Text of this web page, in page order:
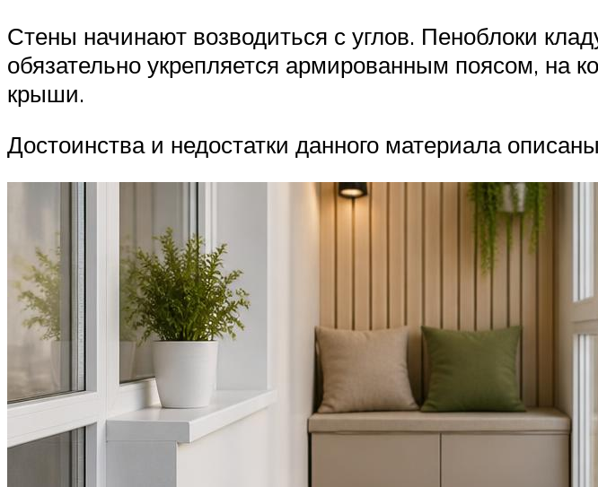
Стены начинают возводиться с углов. Пеноблоки
обязательно укрепляется армированным поясом, на
крыши.
Достоинства и недостатки данного материала